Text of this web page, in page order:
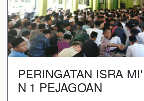
PERINGATAN ISRA
N 1 PEJAGOAN